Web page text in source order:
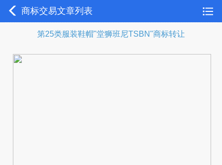
商标交易文章列表
第25类服装鞋帽"堂狮班尼TSBN"商标转让